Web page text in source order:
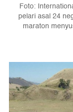
Foto:
pelari asal 24
maraton